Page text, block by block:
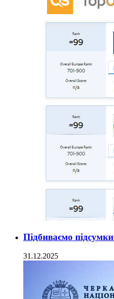
Підбиваємо
31.12.2025